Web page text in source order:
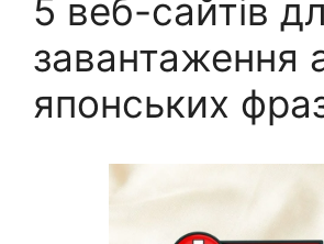
5 веб-сайтів
завантаження
японських